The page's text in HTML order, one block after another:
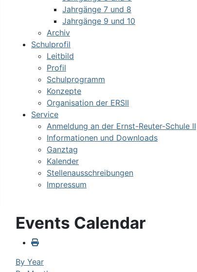
Jahrgänge 7 und 8
Jahrgänge 9 und 10
Archiv
Schulprofil
Leitbild
Profil
Schulprogramm
Konzepte
Organisation der ERSII
Service
Anmeldung an der Ernst-Reuter-Schule II
Informationen und Downloads
Ganztag
Kalender
Stellenausschreibungen
Impressum
Events Calendar
By Year